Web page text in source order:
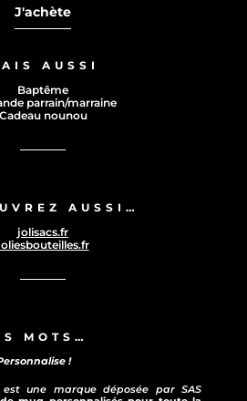
J'achète
AUSSI
Baptême
parrain/marraine
Cadeau nounou
AUSSI…
jolisacs.fr
MOTS…
!
une marque déposée par SAS